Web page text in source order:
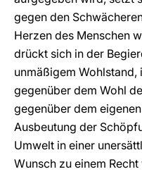
gegen den
Herzen des Menschen
drückt sich in der
unmäßigem
gegenüber dem Wohl
gegenüber dem
Ausbeutung der
Umwelt in einer
Wunsch zu einem